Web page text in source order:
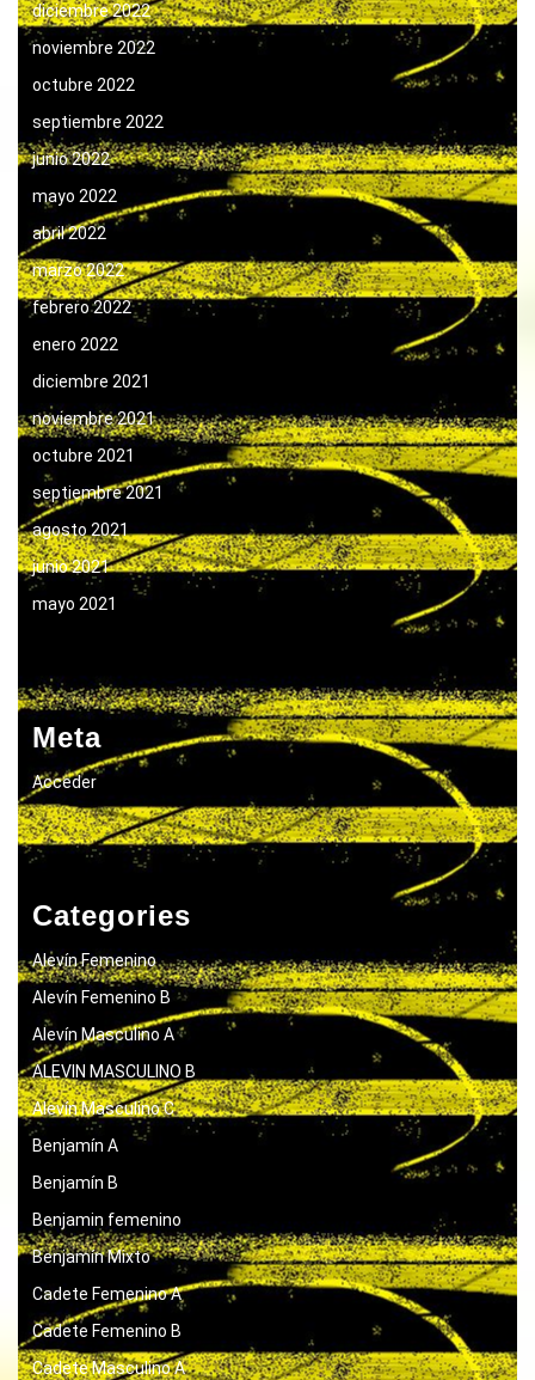
diciembre 2022
noviembre 2022
octubre 2022
septiembre 2022
junio 2022
mayo 2022
abril 2022
marzo 2022
febrero 2022
enero 2022
diciembre 2021
noviembre 2021
octubre 2021
septiembre 2021
agosto 2021
junio 2021
mayo 2021
Meta
Acceder
Categories
Alevín Femenino
Alevín Femenino B
Alevín Masculino A
ALEVIN MASCULINO B
Alevín Masculino C
Benjamín A
Benjamín B
Benjamin femenino
Benjamín Mixto
Cadete Femenino A
Cadete Femenino B
Cadete Masculino A